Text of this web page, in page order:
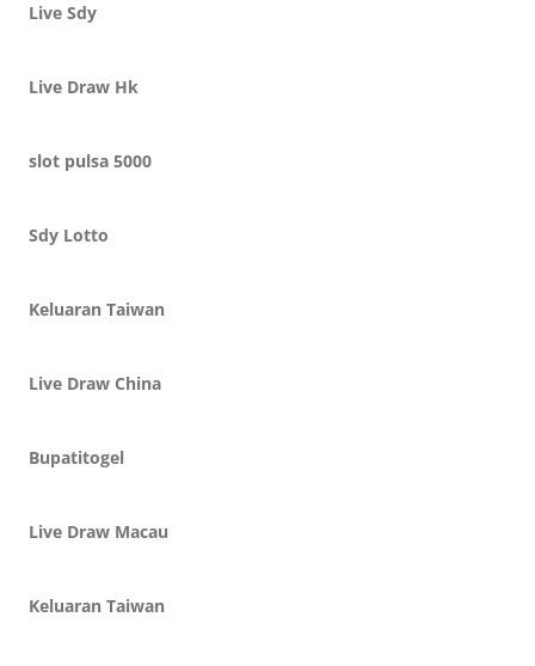
Live Sdy
Live Draw Hk
slot pulsa 5000
Sdy Lotto
Keluaran Taiwan
Live Draw China
Bupatitogel
Live Draw Macau
Keluaran Taiwan